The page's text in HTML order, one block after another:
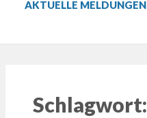
AKTUELLE MELDUNGEN
Schlagwort: